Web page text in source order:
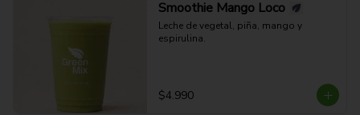
Smoothie Mango Loco
Leche de vegetal, piña, mango y
espirulina.
$4.990